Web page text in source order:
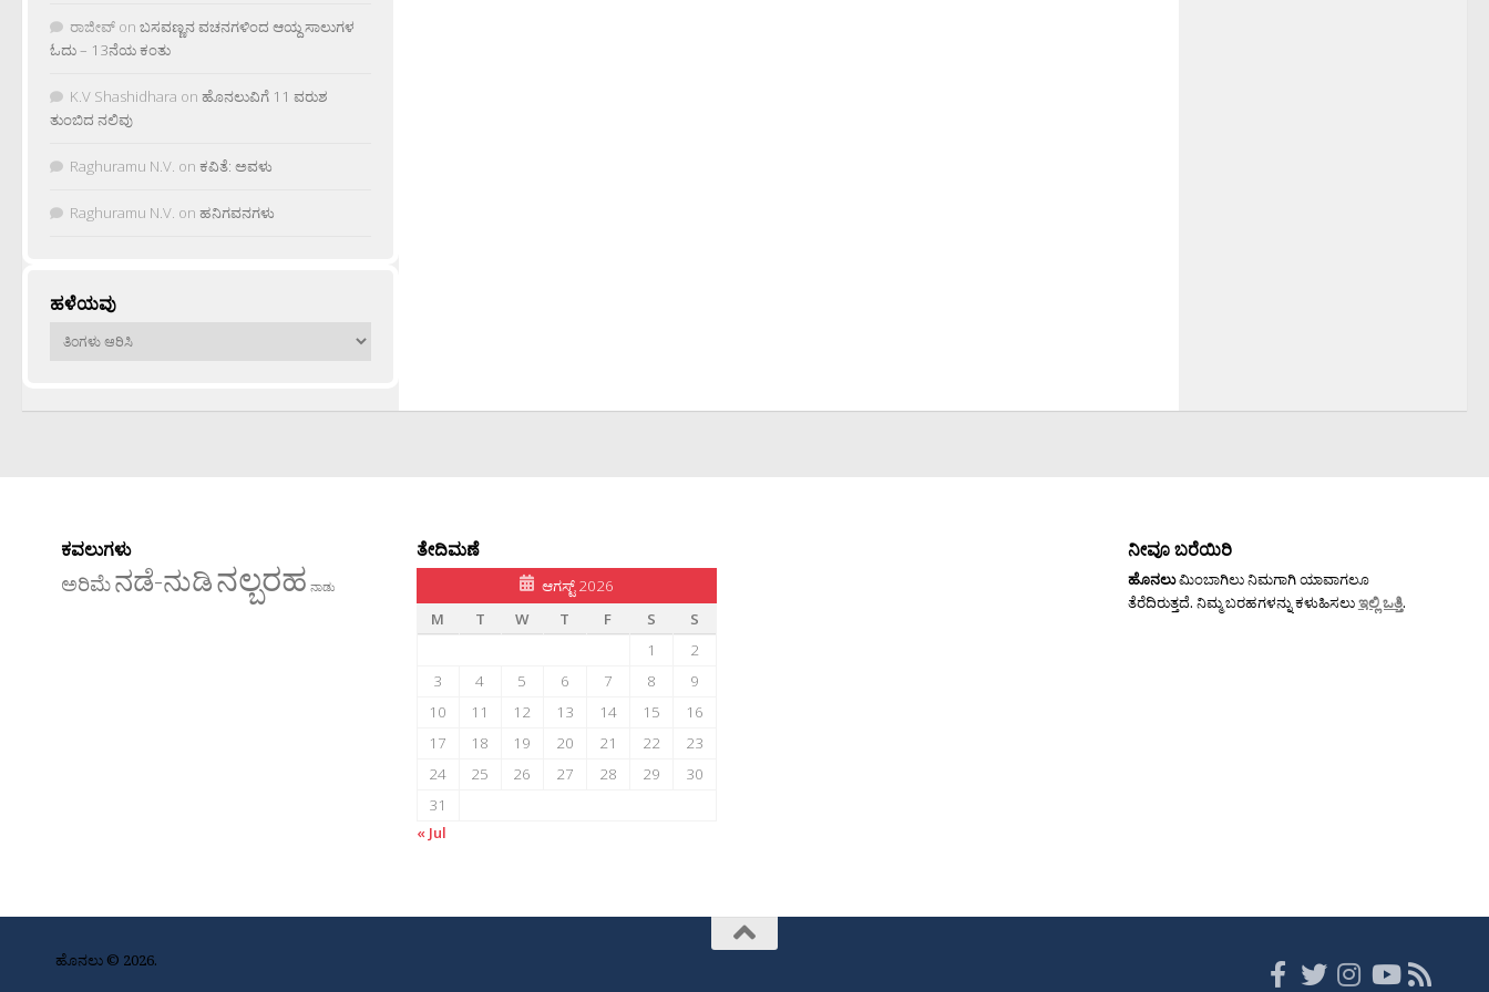
ರಾಜೀವ್ on ಬಸವಣ್ಣನ ವಚನಗಳಿಂದ ಆಯ್ದ ಸಾಲುಗಳ
ಓದು – 13ನೆಯ ಕಂತು
K.V Shashidhara on ಹೊನಲುವಿಗೆ 11 ವರುಶ
ತುಂಬಿದ ನಲಿವು
Raghuramu N.V. on ಕವಿತೆ: ಅವಳು
Raghuramu N.V. on ಹನಿಗವನಗಳು
ಹಳೆಯವು
ಹಳೆಯವು
ಕವಲುಗಳು
ಅರಿಮೆನಡೆ-ನುಡಿನಲ್ಬರಹ ನಾಡು
ತೇದಿಮಣೆ
ಆಗಸ್ಟ್ 2026
M
T W T F S
S
1
2
3
4 5 6 7 8
9
10
11 12 13 14 15
16
17
18 19 20 21 22
23
24
25 26 27 28 29
30
31
« Jul
ನೀವೂ ಬರೆಯಿರಿ
ಹೊನಲುಮಿಂಬಾಗಿಲು ನಿಮಗಾಗಿ ಯಾವಾಗಲೂ
ತೆರೆದಿರುತ್ತದೆ. ನಿಮ್ಮ ಬರಹಗಳನ್ನು ಕಳುಹಿಸಲುಇಲ್ಲಿ ಒತ್ತಿ.
ಹೊನಲು © 2026.